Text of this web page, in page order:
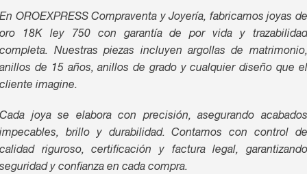
En OROEXPRESS Compraventa y Joyería, fabricamos joyas de
oro 18K ley 750 con garantía de por vida y trazabilidad
completa. Nuestras piezas incluyen argollas de matrimonio,
anillos de 15 años, anillos de grado y cualquier diseño que el
cliente imagine.
Cada joya se elabora con precisión, asegurando acabados
impecables, brillo y durabilidad. Contamos con control de
calidad riguroso, certificación y factura legal, garantizando
seguridad y confianza en cada compra.